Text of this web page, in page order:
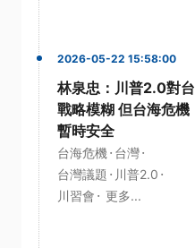
2026-05-22 15:58:00
林泉忠：川普2.0對台
戰略模糊 但台海危機
暫時安全
台海危機 · 台灣·
台灣議題 · 川普2.0 ·
川習會 · 更多...